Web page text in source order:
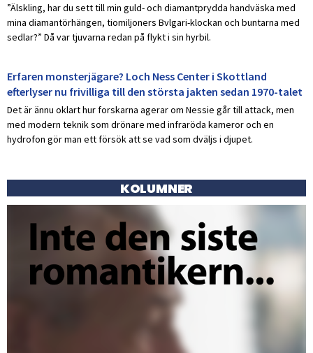
”Älskling, har du sett till min guld- och diamantprydda handväska med
mina diamantörhängen, tiomiljoners Bvlgari-klockan och buntarna med
sedlar?” Då var tjuvarna redan på flykt i sin hyrbil.
Erfaren monsterjägare? Loch Ness Center i Skottland
efterlyser nu frivilliga till den största jakten sedan 1970-talet
Det är ännu oklart hur forskarna agerar om Nessie går till attack, men
med modern teknik som drönare med infraröda kameror och en
hydrofon gör man ett försök att se vad som dväljs i djupet.
KOLUMNER